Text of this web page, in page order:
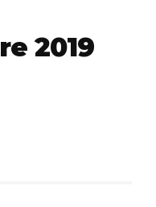
2019